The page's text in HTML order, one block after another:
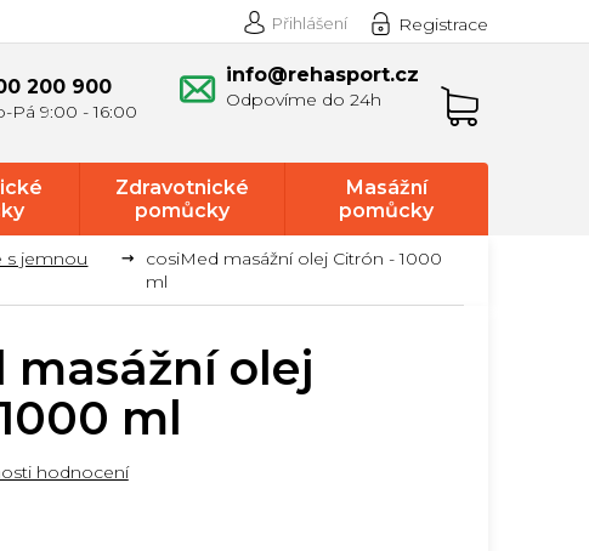
Registrace
Přihlášení
200 900
info@rehasport.cz
košík
Zdravotnické
pomůcky
Masážní
pomůcky
s jemnou
cosiMed masážní olej Citrón - 1000
ml
masážní olej
ml
hodnocení